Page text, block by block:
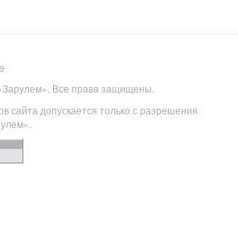
Все права защищены.
сайта допускается только с разрешения